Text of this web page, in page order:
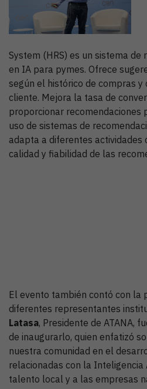
System (HRS) es un sistema de
en IA para pymes. Ofrece
según el histórico de compras
cliente. Mejora la tasa de
proporcionar recomendaciones
uso de sistemas de
adapta a diferentes actividades
calidad y fiabilidad de las
El evento también contó con la
diferentes representantes
Latasa, Presidente de ATANA,
de inaugurarlo, quien enfatizó
nuestra comunidad en el
relacionadas con la
talento local y a las empresas